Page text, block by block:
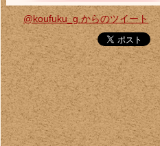
@koufuku_g からのツイート